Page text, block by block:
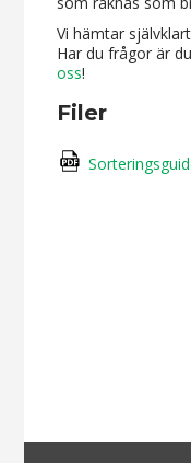
Vi hämtar
Har du frågor är
oss!
Filer